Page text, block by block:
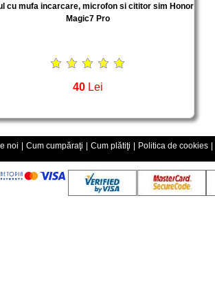
cu mufa incarcare, microfon si cititor sim Honor
Magic7 Pro
40 Lei
noi | Cum cumpăraţi | Cum plătiţi | Politica de cookies |